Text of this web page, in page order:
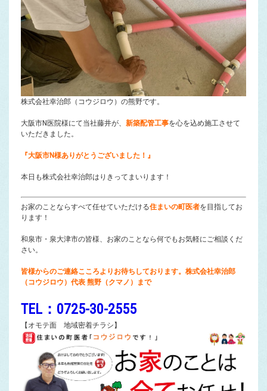
株式会社幸治郎（コウジロウ）の熊野です。
大阪市N医院様にて当社藤井が、 新築配管工事を心を込め施工させて
いただきました。
『大阪市N様ありがとうございました！』
本日も株式会社幸治郎はりきってまいります！
お家のことならすべて任せていただける住まいの町医者を目指してお
ります！
和泉市・泉大津市の皆様、お家のことなら何でもお気軽にご相談くだ
さい。
皆様からのご連絡こころよりお待ちしております。株式会社幸治郎
（コウジロウ）代表 熊野（クマノ）まで
TEL：0725-30-2555
【オモテ面 地域密着チラシ】